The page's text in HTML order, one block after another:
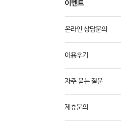
이벤트
온라인 상담문의
이용후기
자주 묻는 질문
제휴문의